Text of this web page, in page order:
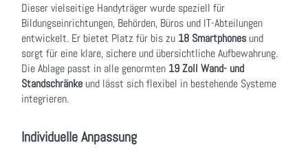
Dieser vielseitige Handyträger wurde speziell für
Bildungseinrichtungen, Behörden, Büros und IT-Abteilungen
entwickelt. Er bietet Platz für bis zu 18 Smartphones und
sorgt für eine klare, sichere und übersichtliche Aufbewahrung.
Die Ablage passt in alle genormten 19 Zoll Wand- und
Standschränke und lässt sich flexibel in bestehende Systeme
integrieren.
Individuelle Anpassung